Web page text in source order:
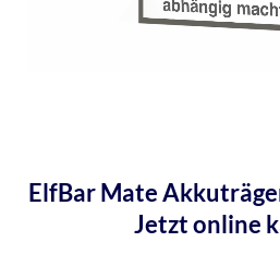
ElfBar Mate
Jetzt online